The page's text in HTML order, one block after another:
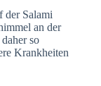
der Salami
an der
so
Krankheiten